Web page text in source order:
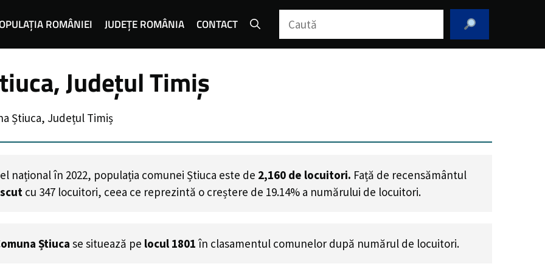
ROMÂNIEI JUDEȚE ROMÂNIA CONTACT Caută
Județul Timiș
Știuca, Județul Timiș
național în 2022, populația comunei Știuca este de 2,160 de locuitori. Față de recensământul
cu 347 locuitori, ceea ce reprezintă o creștere de 19.14% a numărului de locuitori.
Știuca se situează pe locul 1801 în clasamentul comunelor după numărul de locuitori.